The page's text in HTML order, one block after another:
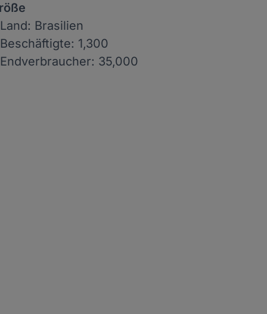
Brasilien
1,300
35,000